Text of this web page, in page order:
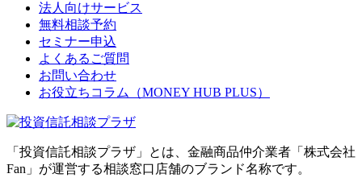
法人向けサービス
無料相談予約
セミナー申込
よくあるご質問
お問い合わせ
お役立ちコラム（MONEY HUB PLUS）
「投資信託相談プラザ」とは、金融商品仲介業者「株式会社
Fan」が運営する相談窓口店舗のブランド名称です。